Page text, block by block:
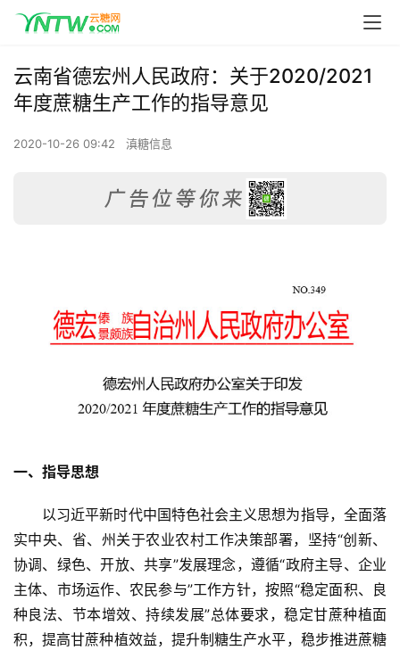
云南省德宏州人民政府：关于2020/2021
年度蔗糖生产工作的指导意见
2020-10-26 09:42 滇糖信息
一、指导思想
以习近平新时代中国特色社会主义思想为指导，全面落
实中央、省、州关于农业农村工作决策部署，坚持“创新、
协调、绿色、开放、共享”发展理念，遵循“政府主导、企业
主体、市场运作、农民参与”工作方针，按照“稳定面积、良
种良法、节本增效、持续发展”总体要求，稳定甘蔗种植面
积，提高甘蔗种植效益，提升制糖生产水平，稳步推进蔗糖